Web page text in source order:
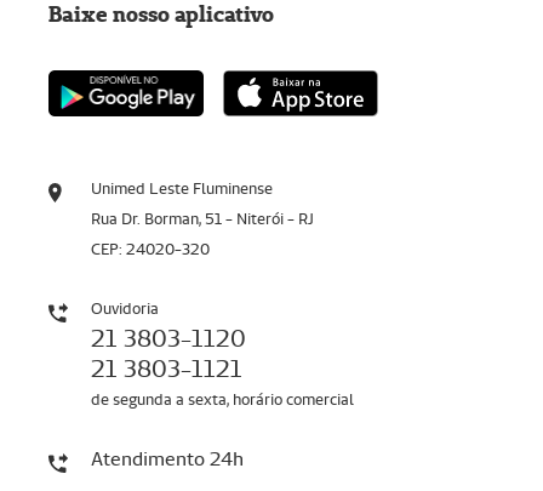
Unimed Leste Fluminense
Rua Dr. Borman, 51 - Niterói - RJ
CEP: 24020-320
Ouvidoria
21 3803-1120
21 3803-1121
de segunda a sexta, horário comercial
Atendimento 24h
Baixe nosso aplicativo